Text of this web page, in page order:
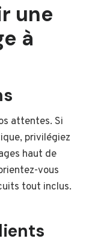
une
à
attentes. Si
privilégiez
haut de
vous
tout inclus.